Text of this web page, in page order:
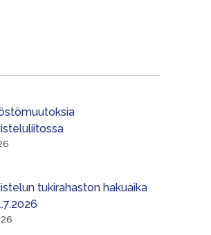
tukirahaston hakuaika